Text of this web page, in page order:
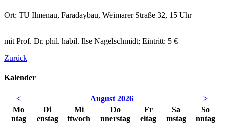
Ort: TU Ilmenau, Faradaybau, Weimarer Straße 32, 15 Uhr
mit Prof. Dr. phil. habil. Ilse Nagelschmidt; Eintritt: 5 €
Zurück
Kalender
< August 2026
>
Mo
ntag
Di
enstag
Mi
ttwoch
Do
nnerstag
Fr
eitag
Sa
mstag
So
nntag